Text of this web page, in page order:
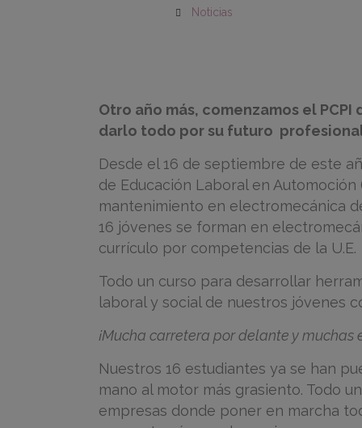
Noticias
Otro año más, comenzamos el
darlo todo por su futuro
Desde el 16 de septiembre de este
de Educación Laboral en Automoción
mantenimiento en electromecánica
16 jóvenes se forman en
currículo por competencias de la U.E.
Todo un curso para desarrollar
laboral y social de nuestros jóvenes
¡Mucha carretera por delante y muchas
Nuestros 16 estudiantes ya se han
mano al motor más grasiento. Todo
empresas donde poner en marcha